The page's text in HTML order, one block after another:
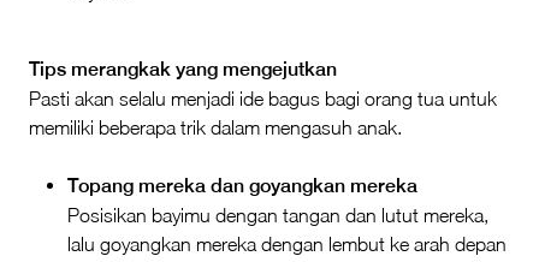
Tips merangkak yang mengejutkan
Pasti akan selalu menjadi ide bagus bagi orang tua untuk
memiliki beberapa trik dalam mengasuh anak.
Topang mereka dan goyangkan mereka
Posisikan bayimu dengan tangan dan lutut mereka,
lalu goyangkan mereka dengan lembut ke arah depan